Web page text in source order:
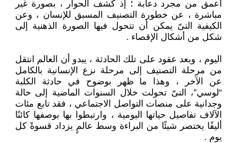
أعمق من مجرد دعابة ؛ إذ كشف الحوار ، بصورة غير
مباشرة ، عن خطورة التصنيف المسبق للإنسان ، وعن
الكيفية التىّ يمكن أن تتحول فيها الصورة الذهنية إلى
شكل من أشكال الإقصاء .
اليوم ، وبعد عقود على تلك الحادثة ، يبدو أن العالم انتقل
من مرحلة التصنيف إلى مرحلة نزع الإنسانية بالكامل
عن الآخر ، وهذا ما ظهر بوضوح في حادثة الكلبة
“لوسي”، التىّ تحولت خلال السنوات الماضية إلى حالة
وجدانية على منصات التواصل الاجتماعي ، فقد تابع مئات
الآلاف تفاصيل حياتها اليومية ، وارتبطوا بها بوصفها كائنًا
أليفًا يختصر شيئًا من البراءة وسط عالمٍ يزداد قسوةً كل
يوم .